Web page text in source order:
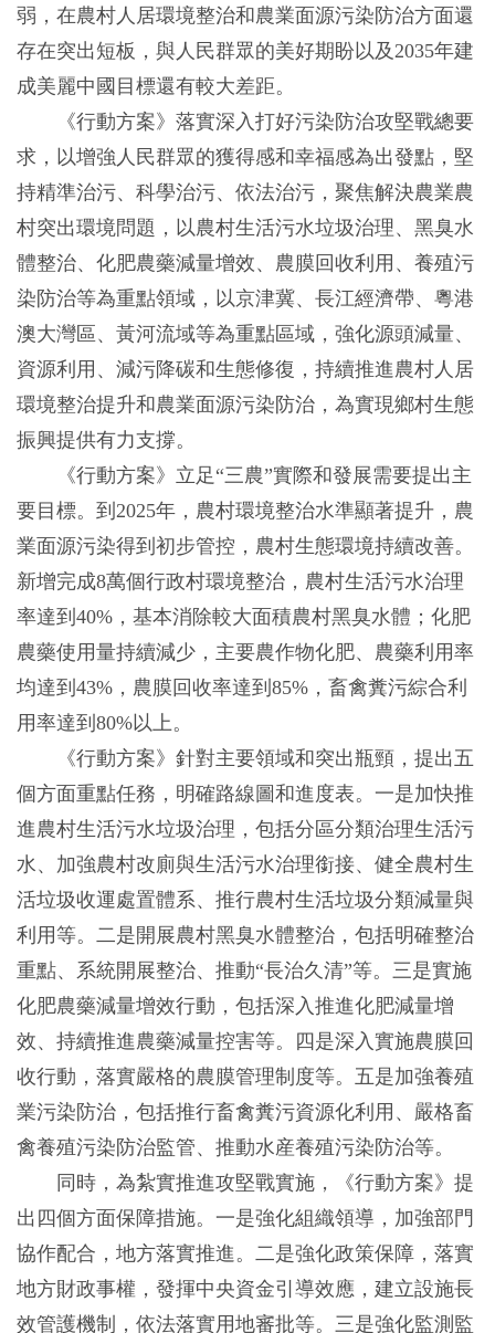
弱，在農村人居環境整治和農業面源污染防治方面還
存在突出短板，與人民群眾的美好期盼以及2035年建
成美麗中國目標還有較大差距。
《行動方案》落實深入打好污染防治攻堅戰總要
求，以增強人民群眾的獲得感和幸福感為出發點，堅
持精準治污、科學治污、依法治污，聚焦解決農業農
村突出環境問題，以農村生活污水垃圾治理、黑臭水
體整治、化肥農藥減量增效、農膜回收利用、養殖污
染防治等為重點領域，以京津冀、長江經濟帶、粵港
澳大灣區、黃河流域等為重點區域，強化源頭減量、
資源利用、減污降碳和生態修復，持續推進農村人居
環境整治提升和農業面源污染防治，為實現鄉村生態
振興提供有力支撐。
《行動方案》立足“三農”實際和發展需要提出主
要目標。到2025年，農村環境整治水準顯著提升，農
業面源污染得到初步管控，農村生態環境持續改善。
新增完成8萬個行政村環境整治，農村生活污水治理
率達到40%，基本消除較大面積農村黑臭水體；化肥
農藥使用量持續減少，主要農作物化肥、農藥利用率
均達到43%，農膜回收率達到85%，畜禽糞污綜合利
用率達到80%以上。
《行動方案》針對主要領域和突出瓶頸，提出五
個方面重點任務，明確路線圖和進度表。一是加快推
進農村生活污水垃圾治理，包括分區分類治理生活污
水、加強農村改廁與生活污水治理銜接、健全農村生
活垃圾收運處置體系、推行農村生活垃圾分類減量與
利用等。二是開展農村黑臭水體整治，包括明確整治
重點、系統開展整治、推動“長治久清”等。三是實施
化肥農藥減量增效行動，包括深入推進化肥減量增
效、持續推進農藥減量控害等。四是深入實施農膜回
收行動，落實嚴格的農膜管理制度等。五是加強養殖
業污染防治，包括推行畜禽糞污資源化利用、嚴格畜
禽養殖污染防治監管、推動水産養殖污染防治等。
同時，為紮實推進攻堅戰實施，《行動方案》提
出四個方面保障措施。一是強化組織領導，加強部門
協作配合，地方落實推進。二是強化政策保障，落實
地方財政事權，發揮中央資金引導效應，建立設施長
效管護機制，依法落實用地審批等。三是強化監測監